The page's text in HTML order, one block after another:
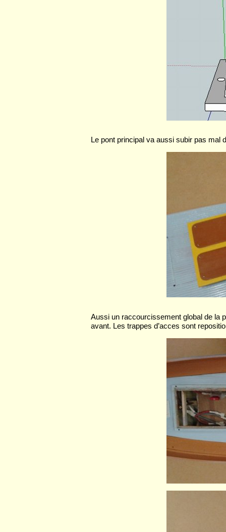
Le pont principal va aussi subir pas mal
Aussi un raccourcissement global de la
avant. Les trappes d’acces sont